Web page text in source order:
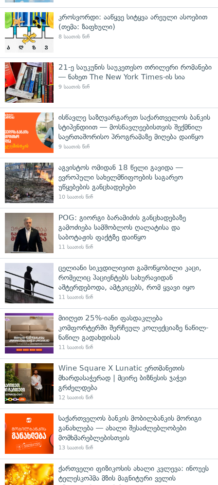
კროსვორდი: ააწყვე სიტყვა არეული ასოებით
(თემა: ზაფხული)
8 საათის წინ
21-ე საუკუნის საუკეთესო თრილერი რომანები
— ნახეთ The New York Times-ის სია
9 საათის წინ
ისწავლე საზღვარგარეთ საქართველოს ბანკის
სტიპენდიით — მოსწავლეებისთვის შექმნილ
საერთაშორისო პროგრამაზე მიღება დაიწყო
9 საათის წინ
აგვისტოს ომიდან 18 წელი გავიდა —
ევროპული სახელმწიფოების საგარეო
უწყებების განცხადებები
10 საათის წინ
POG: გიორგი ბარამიძის განცხადებაზე
გამოძიება სამშობლოს ღალატისა და
საბოტაჟის ფაქტზე დაიწყო
11 საათის წინ
ცელიანი სიკვდილივით გამოწყობილი კაცი,
რომელიც პაციენტებს სახურავიდან
აშტერდებოდა, ამტკიცებს, რომ ყვავი იყო
11 საათის წინ
მიიღეთ 25%-იანი ფასდაკლება
კომფორტერში შერჩეულ კოლექციაზე ნაწილ-
ნაწილ გადახდისას
11 საათის წინ
Wine Square X Lunatic ერთმანეთის
მხარდასაჭერად | მცირე ბიზნესის ჯაჭვი
გრძელდება
12 საათის წინ
საქართველოს ბანკის მობილბანკის მორიგი
განახლება — ახალი შესაძლებლობები
მომხმარებლებისთვის
13 საათის წინ
ქართველი ფიზიკოსის ახალი კვლევა: ინოუეს
ტელესკოპმა მზის მაგნიტური ველის